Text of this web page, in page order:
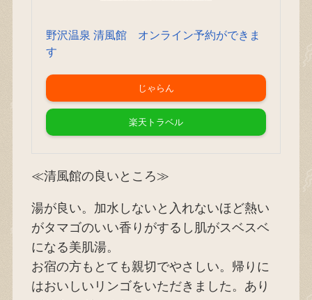
野沢温泉 清風館 オンライン予約ができま
す
じゃらん
楽天トラベル
≪清風館の良いところ≫
湯が良い。加水しないと入れないほど熱い
がタマゴのいい香りがするし肌がスベスベ
になる美肌湯。
お宿の方もとても親切でやさしい。帰りに
はおいしいリンゴをいただきました。あり